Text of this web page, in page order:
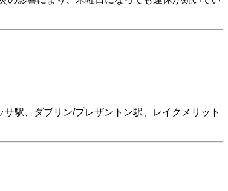
駅、ダブリン/プレザントン駅、レイクメリット